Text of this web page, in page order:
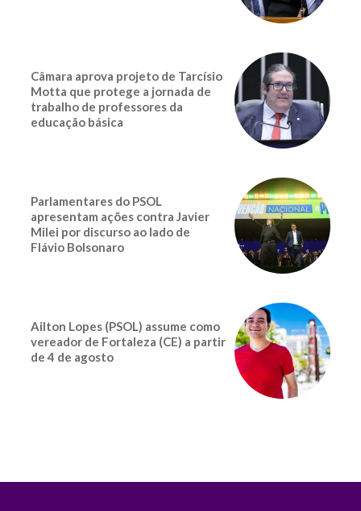
Câmara aprova projeto de Tarcísio
Motta que protege a jornada de
trabalho de professores da
educação básica
Parlamentares do PSOL
apresentam ações contra Javier
Milei por discurso ao lado de
Flávio Bolsonaro
Ailton Lopes (PSOL) assume como
vereador de Fortaleza (CE) a partir
de 4 de agosto